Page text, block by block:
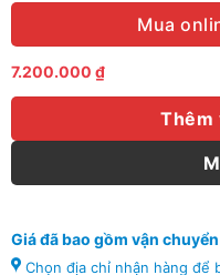
Mua
7.200.000 ₫
Thêm
Giá đã bao gồm vận
Chọn địa chỉ nhận hàng để